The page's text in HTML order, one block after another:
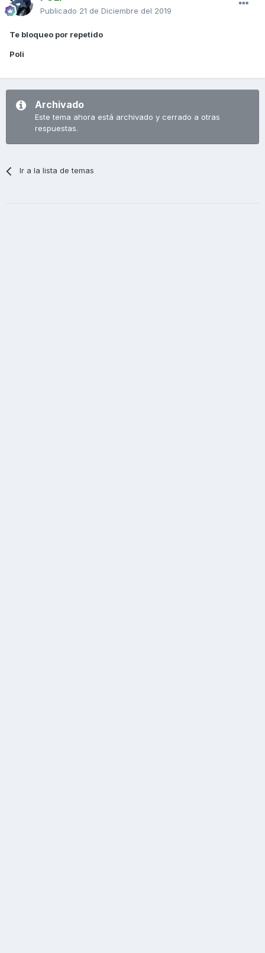
Publicado 21 de Diciembre del 2019
Te bloqueo por repetido
Poli
Archivado
Este tema ahora está archivado y cerrado a otras
respuestas.
Ir a la lista de temas